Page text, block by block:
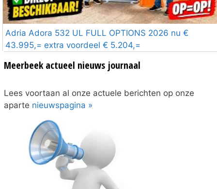
Adria Adora 532 UL FULL OPTIONS 2026 nu €
43.995,= extra voordeel € 5.204,=
Meerbeek actueel nieuws journaal
Lees voortaan al onze actuele berichten op onze
aparte nieuwspagina »